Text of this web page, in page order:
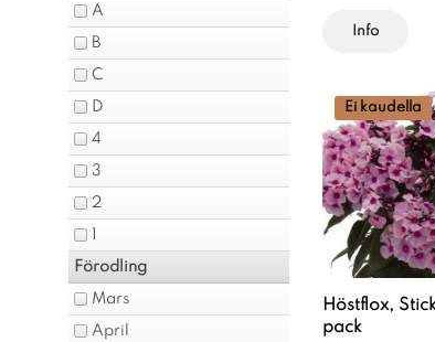
A
B
C
D
4
3
2
Förodling
Mars
April
Info
Ei kaudella
Höstflox,
pack